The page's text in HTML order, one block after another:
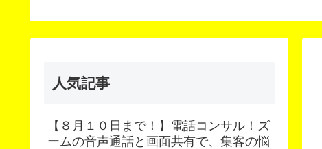
人気記事
【８月１０日まで！】電話コンサル！ズ
ームの音声通話と画面共有で、集客の悩